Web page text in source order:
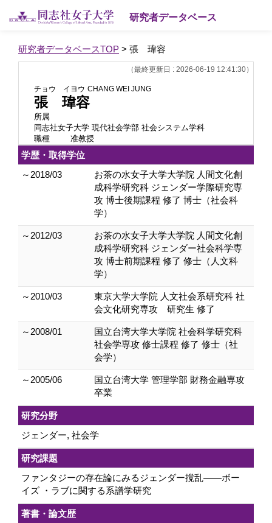
研究者データベース
研究者データベースTOP > 張 瑋容
（最終更新日 : 2026-06-19 12:41:30）
チョウ イヨウ CHANG WEI JUNG
張 瑋容
所属
同志社女子大学 現代社会学部 社会システム学科
職種
准教授
学歴・取得学位
～2018/03
お茶の水女子大学大学院 人間文化創
成科学研究科 ジェンダー学際研究専
攻 博士後期課程 修了 博士（社会科
学）
～2012/03
お茶の水女子大学大学院 人間文化創
成科学研究科 ジェンダー社会科学専
攻 博士前期課程 修了 修士（人文科
学）
～2010/03
東京大学大学院 人文社会系研究科 社
会文化研究専攻 研究生 修了
～2008/01
国立台湾大学大学院 社会科学研究科
社会学専攻 修士課程 修了 修士（社
会学）
～2005/06
国立台湾大学 管理学部 財務金融専攻
卒業
研究分野
ジェンダー, 社会学
研究課題
ファンタジーの存在論にみるジェンダー撹乱――ボー
イズ ・ラブに関する系譜学研究
著書・論文歴